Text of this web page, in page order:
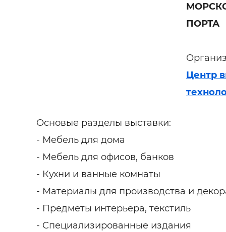
ПОРТА
Центр
Основые разделы выставки:
- Мебель для дома
- Мебель для офисов, банков
- Кухни и ванные комнаты
- Материалы для производства и
- Предметы интерьера, текстиль
- Специализированные издания